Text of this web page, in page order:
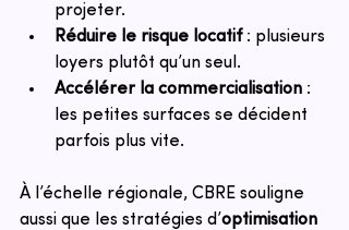
projeter.
Réduire le risque locatif : plusieurs
loyers plutôt qu’un seul.
Accélérer la commercialisation :
les petites surfaces se décident
parfois plus vite.
À l’échelle régionale, CBRE souligne
aussi que les stratégies d’optimisation